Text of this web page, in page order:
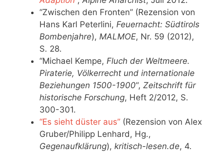
“Zwischen den Fronten” (Rezension von
Hans Karl Peterlini, Feuernacht: Südtirols
Bombenjahre), MALMOE, Nr. 59 (2012),
S. 28.
“Michael Kempe, Fluch der Weltmeere.
Piraterie, Völkerrecht und internationale
Beziehungen 1500-1900“, Zeitschrift für
historische Forschung, Heft 2/2012, S.
300-301.
“Es sieht düster aus” (Rezension von Alex
Gruber/Philipp Lenhard, Hg.,
Gegenaufklärung), kritisch-lesen.de, 4.